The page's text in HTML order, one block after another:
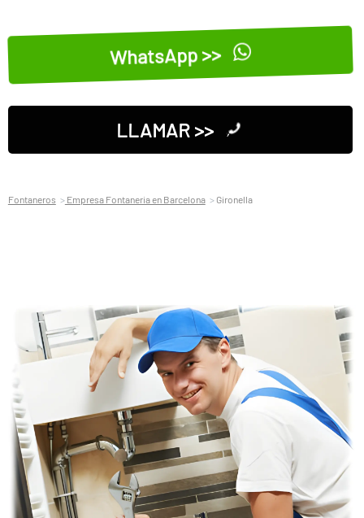
WhatsApp >>
LLAMAR >>
Fontaneros Empresa Fontaneria en Barcelona Gironella